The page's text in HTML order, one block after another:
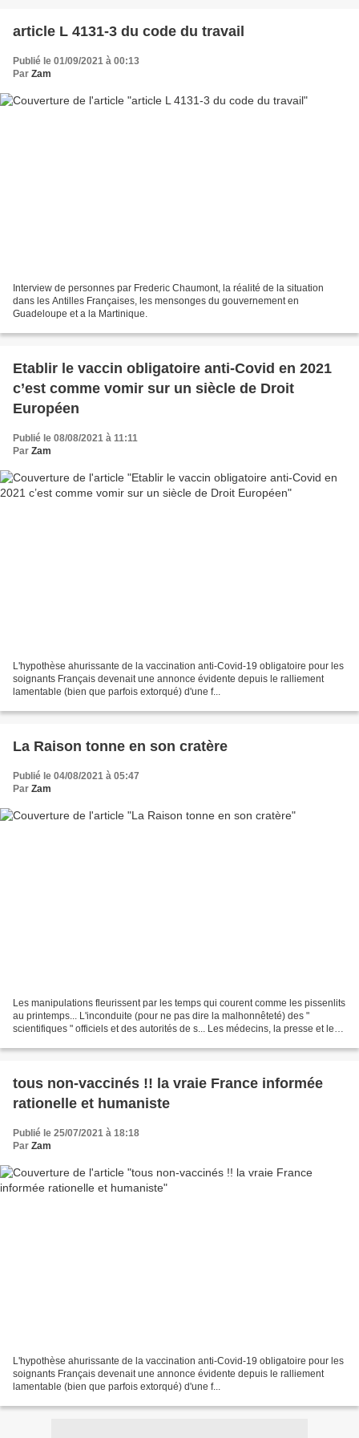
article L 4131-3 du code du travail
Publié le 01/09/2021 à 00:13
Par Zam
Interview de personnes par Frederic Chaumont, la réalité de la situation
dans les Antilles Françaises, les mensonges du gouvernement en
Guadeloupe et a la Martinique.
Etablir le vaccin obligatoire anti-Covid en 2021
c’est comme vomir sur un siècle de Droit
Européen
Publié le 08/08/2021 à 11:11
Par Zam
L'hypothèse ahurissante de la vaccination anti-Covid-19 obligatoire pour les
soignants Français devenait une annonce évidente depuis le ralliement
lamentable (bien que parfois extorqué) d'une f...
La Raison tonne en son cratère
Publié le 04/08/2021 à 05:47
Par Zam
Les manipulations fleurissent par les temps qui courent comme les pissenlits
au printemps... L'inconduite (pour ne pas dire la malhonnêteté) des "
scientifiques " officiels et des autorités de s... Les médecins, la presse et les
tous non-vaccinés !! la vraie France informée
rationelle et humaniste
Publié le 25/07/2021 à 18:18
Par Zam
L'hypothèse ahurissante de la vaccination anti-Covid-19 obligatoire pour les
soignants Français devenait une annonce évidente depuis le ralliement
lamentable (bien que parfois extorqué) d'une f...